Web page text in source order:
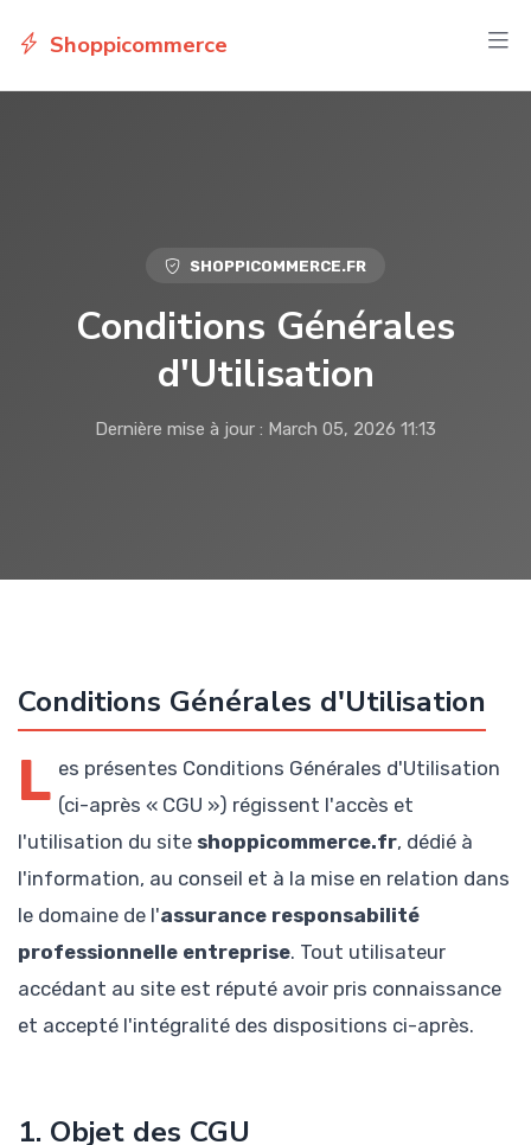
Shoppicommerce
SHOPPICOMMERCE.FR
Conditions Générales
d'Utilisation
Dernière mise à jour : March 05, 2026 11:13
Conditions Générales d'Utilisation
L es présentes Conditions Générales d'Utilisation
(ci-après « CGU ») régissent l'accès et
l'utilisation du site shoppicommerce.fr, dédié à
l'information, au conseil et à la mise en relation dans
le domaine de l'assurance responsabilité
professionnelle entreprise. Tout utilisateur
accédant au site est réputé avoir pris connaissance
et accepté l'intégralité des dispositions ci-après.
1. Objet des CGU